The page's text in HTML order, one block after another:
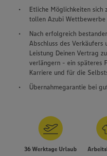
Etliche Möglichkeiten sich
tollen Azubi Wettbewerbe
Nach erfolgreich
Abschluss des
Leistung Deinen Vertrag
verlängern - ein späteres
Karriere und für die
Übernahmegarantie bei
36 Werktage Urlaub